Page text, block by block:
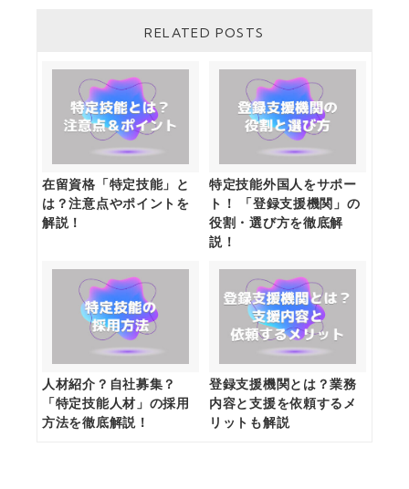
RELATED POSTS
在留資格「特定技能」と
は？注意点やポイントを
解説！
特定技能外国人をサポー
ト！ 「登録支援機関」の
役割・選び方を徹底解
説！
人材紹介？自社募集？
「特定技能人材」の採用
方法を徹底解説！
登録支援機関とは？業務
内容と支援を依頼するメ
リットも解説